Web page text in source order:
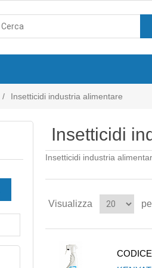
/ Insetticidi industria alimentare
Insetticidi
Insetticidi industria
Visualizza